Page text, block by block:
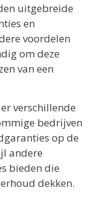
uitgebreide
en
voordelen
om deze
van een
verschillende
bedrijven
op de
andere
bieden die
dekken.